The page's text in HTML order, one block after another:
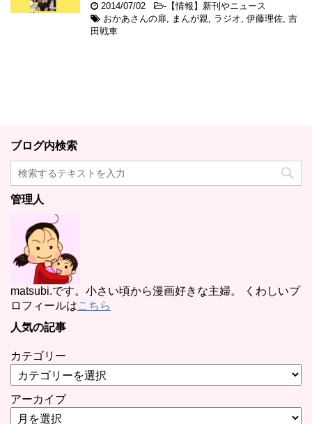
2014/07/02 - 【情報】新刊やニュース
おかあさんの扉, まんが親, ラジオ, 伊藤理佐, 吉
田戦車
ブログ内検索
管理人
matsubi.です。小さい頃から漫画好きな主婦。 くわしいプ
ロフィールはこちら
人気の記事
カテゴリー
アーカイブ